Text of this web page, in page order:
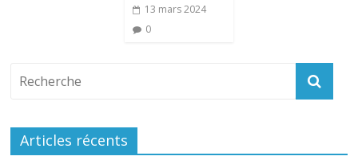
13 mars 2024
0
Articles récents